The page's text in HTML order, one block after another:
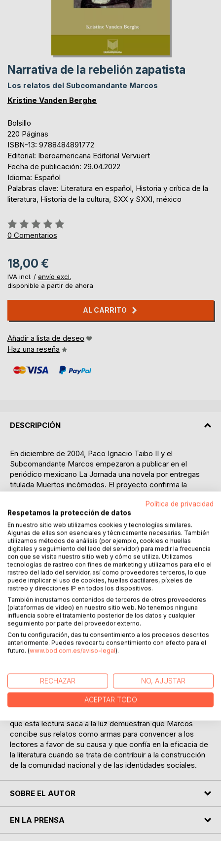
Narrativa de la rebelión zapatista
Los relatos del Subcomandante Marcos
Kristine Vanden Berghe
Bolsillo
220 Páginas
ISBN-13: 9788484891772
Editorial: Iberoamericana Editorial Vervuert
Fecha de publicación: 29.04.2022
Idioma: Español
Palabras clave: Literatura en español, Historia y crítica de la
literatura, Historia de la cultura, SXX y SXXI, méxico
Rating:
0%
0 Comentarios
18,00 €
IVA incl. / envío excl.
disponible a partir de ahora
AL CARRITO
Añadir a lista de deseo
Haz una reseña
DESCRIPCIÓN
En diciembre de 2004, Paco Ignacio Taibo II y el
Subcomandante Marcos empezaron a publicar en el
periódico mexicano La Jornada una novela por entregas
titulada Muertos incómodos. El proyecto confirma la
Liberación Nacional, vocación y talento que ya se habían
manifestado en los comunicados de la guerrilla. Kristine
Vanden Berghe procede a una lectura detenida de los
relatos incluidos por Marcos en dichos comunicados y
reunidos posteriormente en los libros Relatos de el Viejo
Antonio (1998) y Don Durito de la Lacandona (1999). La
autora estudia cómo en ellos se plasman los aspectos más
debatidos de la insurrección chiapaneca, tales como la
representación de los indígenas por el mestizo Marcos, el
papel de la mujer en las filas de la guerrilla y la índole
supuestamente posmoderna de ésta. Pero también
atiende a temas poco tratados: la manera en la que Marcos
crea una lengua literaria híbrida con miras a dar cuenta de la
identidad de los guerrilleros y de los objetivos de éstos, su
uso de una simbología de colores para describir a los
ocasionalmente en un etnocentrismo que el
Subcomandante dice querer evitar, o los hilos
intertextuales que se tejen con distintos propósitos entre
sus relatos y el Popol Vuh, los poemas de García Lorca y
que esta lectura saca a la luz demuestran que Marcos
concibe sus relatos como armas para convencer a los
lectores a favor de su causa y que confía en la eficacia de
la literatura cuando se trata de contribuir a la construcción
de la comunidad nacional y de las identidades sociales.
SOBRE EL AUTOR
EN LA PRENSA
Política de privacidad
Respetamos la protección de datos
En nuestro sitio web utilizamos cookies y tecnologías similares.
Algunas de ellas son esenciales y técnicamente necesarias. También
utilizamos métodos de análisis (por ejemplo, cookies o huellas
digitales y seguimiento del lado del servidor) para medir la frecuencia
con que se visita nuestro sitio web y cómo se utiliza. Utilizamos
tecnologías de rastreo con fines de marketing y utilizamos para ello el
rastreo del lado del servidor, así como proveedores terceros, lo que
puede implicar el uso de cookies, huellas dactilares, píxeles de
rastreo y direcciones IP en todos los dispositivos.
También incrustamos contenidos de terceros de otros proveedores
(plataformas de vídeo) en nuestro sitio web. No tenemos ninguna
influencia sobre el tratamiento posterior de los datos y cualquier
seguimiento por parte del proveedor externo.
Con tu configuración, das tu consentimiento a los procesos descritos
anteriormente. Puedes revocar tu consentimiento con efecto para el
futuro. (www.bod.com.es/aviso-legal).
RECHAZAR NO, AJUSTAR
ACEPTAR TODO